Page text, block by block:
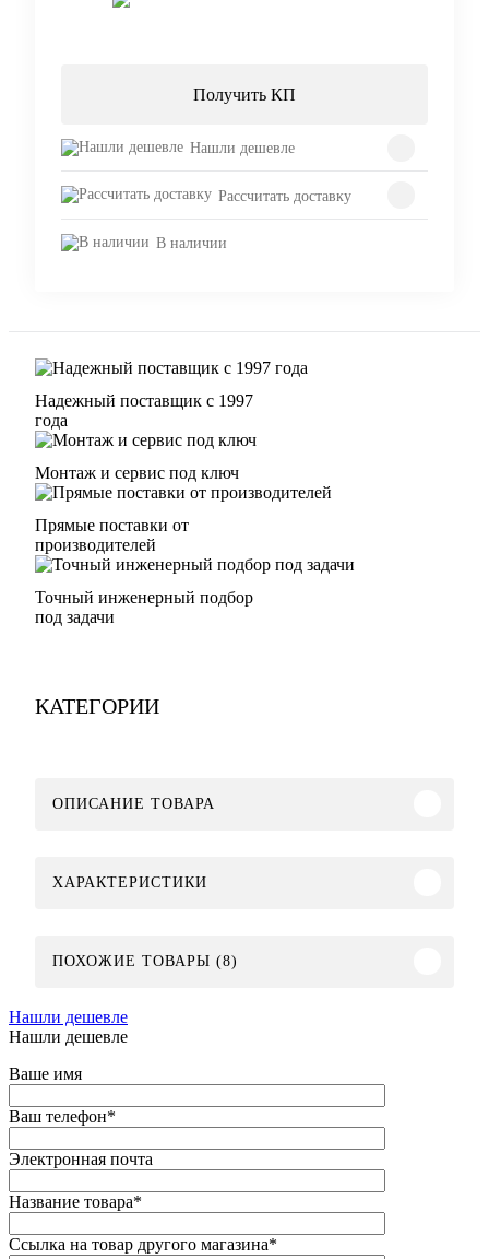
Получить КП
Нашли дешевле
Рассчитать доставку
В наличии
Надежный поставщик с 1997
года
Монтаж и сервис под ключ
Прямые поставки от
производителей
Точный инженерный подбор
под задачи
КАТЕГОРИИ
ОПИСАНИЕ ТОВАРА
ХАРАКТЕРИСТИКИ
ПОХОЖИЕ ТОВАРЫ (8)
Нашли дешевле
Нашли дешевле
Ваше имя
Ваш телефон*
Электронная почта
Название товара*
Ссылка на товар другого магазина*